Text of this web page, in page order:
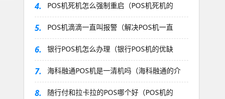
4. POS机死机怎么强制重启（POS机死机的
5. POS机滴滴一直叫报警（解决POS机一直
6. 银行POS机怎么办理（银行POS机的优缺
7. 海科融通POS机是一清机吗（海科融通的介
8. 随行付和拉卡拉的POS哪个好（POS机的